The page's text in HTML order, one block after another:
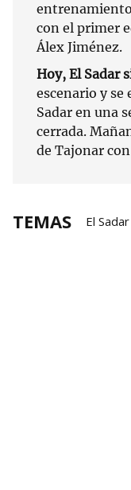
con el primer
Álex Jiménez.
Hoy, El Sadar
escenario y se
Sadar en una
cerrada.
de Tajonar
TEMAS El Sadar